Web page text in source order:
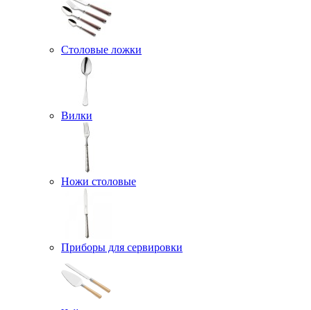
Столовые ложки
Вилки
Ножи столовые
Приборы для сервировки